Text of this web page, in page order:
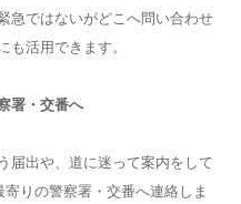
急ではないがどこへ問い合わせ
活用できます。
署・交番へ
届出や、道に迷って案内をして
りの警察署・交番へ連絡しま